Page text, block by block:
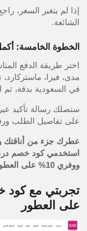
إذا لم يتغير السعر،
الشائعة.
الخطوة الخامسة:
اختر طريقة الدفع
مدى، فيزا،
في السعودية بدقة،
ستصلك رسالة تأكيد عبر
على تفاصيل الطلب
عطرك جزء من أناقتك
ووفري 10% على العطور الشرقية والفرنسية والعود الفاخر
تجربتي مع كود
على العطور